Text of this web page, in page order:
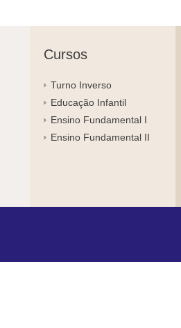
Cursos
Turno Inverso
Educação Infantil
Ensino Fundamental I
Ensino Fundamental II